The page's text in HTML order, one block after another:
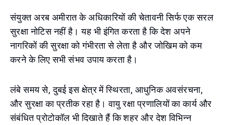
संयुक्त अरब अमीरात के अधिकारियों की चेतावनी सिर्फ एक सरल
सुरक्षा नोटिस नहीं है। यह भी इंगित करता है कि देश अपने
नागरिकों की सुरक्षा को गंभीरता से लेता है और जोखिम को कम
करने के लिए सभी संभव उपाय करता है।
लंबे समय से, दुबई इस क्षेत्र में स्थिरता, आधुनिक अवसंरचना,
और सुरक्षा का प्रतीक रहा है। वायु रक्षा प्रणालियों का कार्य और
संबंधित प्रोटोकॉल भी दिखाते हैं कि शहर और देश विभिन्न